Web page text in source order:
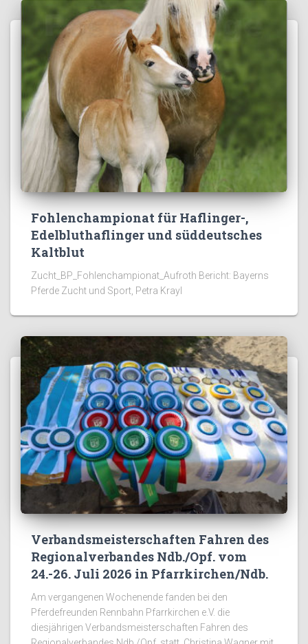
Fohlenchampionat für Haflinger-,
Edelbluthaflinger und süddeutsches
Kaltblut
Zucht_BP_Fohlenchampionat_Aufroth Bericht: Bayerns
Pferde Zucht und Sport, Petra Krayl
Verbandsmeisterschaften Fahren des
Regionalverbandes Ndb./Opf. vom
24.-26. Juli 2026 in Pfarrkirchen/Ndb.
Am vergangenen Wochenende fanden bei den
Pferdefreunden Rennbahn Pfarrkirchen e.V. die
diesjährigen Verbandsmeisterschaften Fahren des